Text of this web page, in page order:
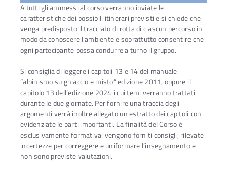
A tutti gli ammessi al corso verranno inviate le
caratteristiche dei possibili itinerari previsti e si chiede che
venga predisposto il tracciato di rotta di ciascun percorso in
modo da conoscere l’ambiente e soprattutto consentire che
ogni partecipante possa condurre a turno il gruppo.
Si consiglia di leggere i capitoli 13 e 14 del manuale
“alpinismo su ghiaccio e misto” edizione 2011, oppure il
capitolo 13 dell’edizione 2024 i cui temi verranno trattati
durante le due giornate. Per fornire una traccia degli
argomenti verrà inoltre allegato un estratto dei capitoli con
evidenziate le parti importanti. La finalità del Corso è
esclusivamente formativa: vengono forniti consigli, rilevate
incertezze per correggere e uniformare l’insegnamento e
non sono previste valutazioni.